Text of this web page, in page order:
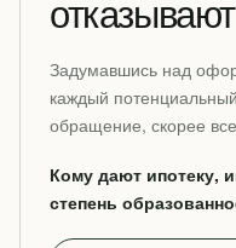
Задумавшись над
каждый
обращение, скорее
Кому дают ипотеку,
степень